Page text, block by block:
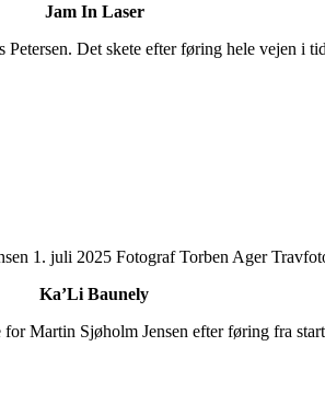
Jam In Laser
Det skete efter føring hele vejen
Ka’Li Baunely
for Martin Sjøholm Jensen efter føring fra